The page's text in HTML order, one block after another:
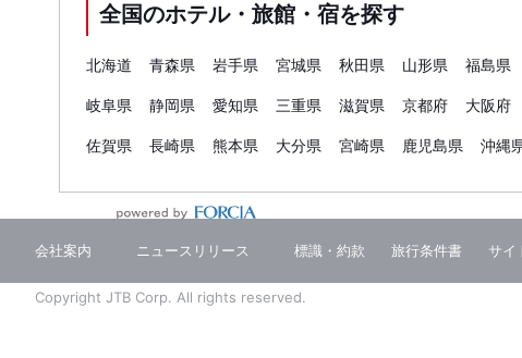
全国のホテル・旅館・宿を探す
北海道 青森県 岩手県 宮城県 秋田県 山形県 福島県
岐阜県 静岡県 愛知県 三重県 滋賀県 京都府 大阪府
佐賀県 長崎県 熊本県 大分県 宮崎県 鹿児島県 沖縄
会社案内 ニュースリリース 標識・約款 旅行条件書 サイ
Copyright JTB Corp. All rights reserved.